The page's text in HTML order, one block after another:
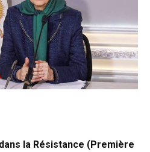
la Résistance (Première